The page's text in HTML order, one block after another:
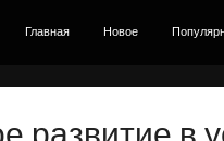
Главная Новое